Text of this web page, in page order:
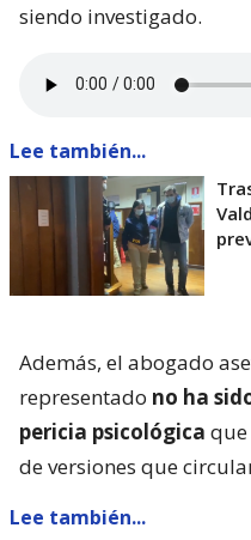
siendo investigado.
Lee también...
Además, el abogado
representado no ha
pericia psicológica
de versiones que
Lee también...